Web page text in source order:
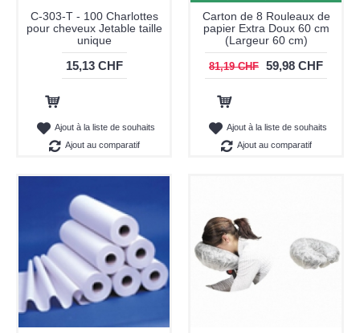
C-303-T - 100 Charlottes
pour cheveux Jetable taille
unique
15,13 CHF
Ajout à la liste de souhaits
Ajout au comparatif
Carton de 8 Rouleaux de
papier Extra Doux 60 cm
(Largeur 60 cm)
81,19 CHF 59,98 CHF
Ajout à la liste de souhaits
Ajout au comparatif